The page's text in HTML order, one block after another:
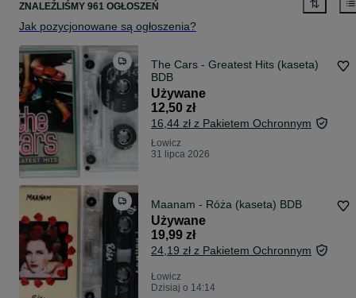
ZNALEŹLIŚMY 961 OGŁOSZEŃ
Jak pozycjonowane są ogłoszenia?
The Cars - Greatest Hits (kaseta)
BDB
Używane
12,50 zł
16,44 zł z Pakietem Ochronnym
Łowicz
31 lipca 2026
Maanam - Róża (kaseta) BDB
Używane
19,99 zł
24,19 zł z Pakietem Ochronnym
Łowicz
Dzisiaj o 14:14